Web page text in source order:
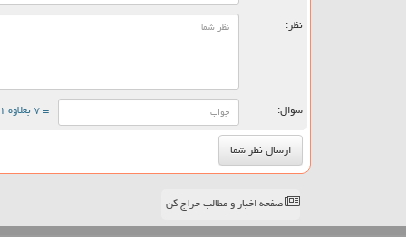
نظر:
سوال: = ۷ بعلاوه ۱
صفحه اخبار و مطالب حراج کن